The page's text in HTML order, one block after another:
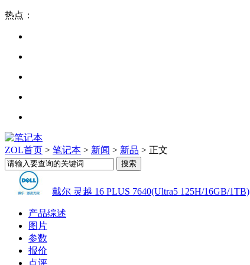
热点：
ZOL首页 > 笔记本 > 新闻 > 新品 > 正文
戴尔 灵越 16 PLUS 7640(Ultra5 125H/16GB/1TB)
产品综述
图片
参数
报价
点评